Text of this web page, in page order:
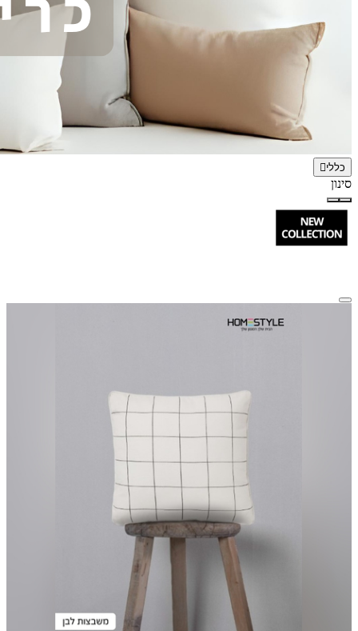
כללי
סינון